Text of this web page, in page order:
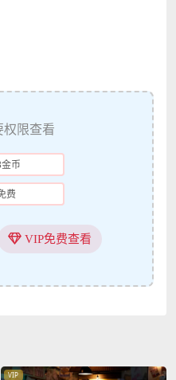
限查看
币
费
VIP免费查看
VIP